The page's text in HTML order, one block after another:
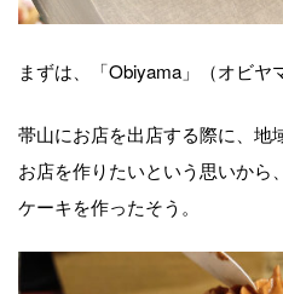
まずは、「Obiyama」（オビヤ
帯山にお店を出店する際に、地
お店を作りたいという思いから
ケーキを作ったそう。